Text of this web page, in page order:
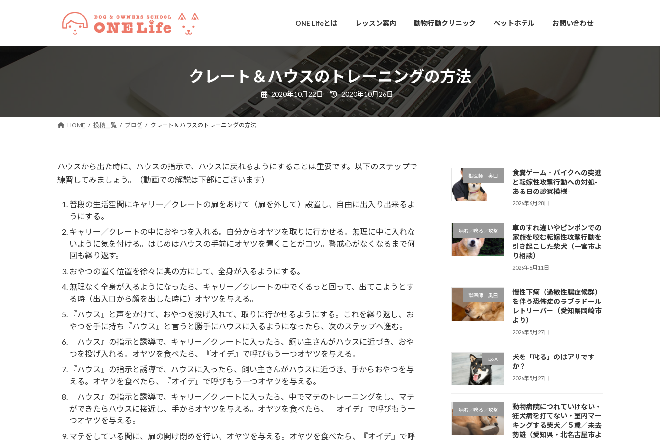
へ
ョ
ONE Lifeとは レッスン案内 動物行動クリニック ペットホテル お問い合わせ
クレート＆ハウスのトレーニングの方法
2020年10月22日
最
終
更
新
2020年10月26日
HOME 投稿一覧 ブログ クレート＆ハウスのトレーニングの方法
ハウスから出た時に、ハウスの指示で、ハウスに戻れるようにすることは重要です。以下のステップで
練習してみましょう。（動画での解説は下部にございます）
普段の生活空間にキャリー／クレートの扉をあけて（扉を外して）設置し、自由に出入り出来るよ
うにする。
キャリー／クレートの中におやつを入れる。自分からオヤツを取りに行かせる。無理に中に入れな
いように気を付ける。はじめはハウスの手前にオヤツを置くことがコツ。警戒心がなくなるまで何
回も繰り返す。
おやつの置く位置を徐々に奥の方にして、全身が入るようにする。
無理なく全身が入るようになったら、キャリー／クレートの中でくるっと回って、出てこようとす
る時（出入口から顔を出した時に）オヤツを与える。
『ハウス』と声をかけて、おやつを投げ入れて、取りに行かせるようにする。これを繰り返し、お
やつを手に持ち『ハウス』と言うと勝手にハウスに入るようになったら、次のステップへ進む。
『ハウス』の指示と誘導で、キャリー／クレートに入ったら、飼い主さんがハウスに近づき、おや
つを投げ入れる。オヤツを食べたら、『オイデ』で呼びもう一つオヤツを与える。
『ハウス』の指示と誘導で、ハウスに入ったら、飼い主さんがハウスに近づき、手からおやつを与
える。オヤツを食べたら、『オイデ』で呼びもう一つオヤツを与える。
『ハウス』の指示と誘導で、キャリー／クレートに入ったら、中でマテのトレーニングをし、マテ
ができたらハウスに接近し、手からオヤツを与える。オヤツを食べたら、『オイデ』で呼びもう一
つオヤツを与える。
マテをしている間に、扉の開け閉めを行い、オヤツを与える。オヤツを食べたら、『オイデ』で呼
獣医師 奥田
食糞ゲーム・バイクへの突進
と転嫁性攻撃行動への対処-
ある日の診察模様-
2026年6月28日
噛む／唸る／攻撃
車のすれ違いやピンポンでの
家族を咬む転嫁性攻撃行動を
引き起こした柴犬（一宮市よ
り相談）
2026年6月11日
獣医師 奥田
慢性下痢（過敏性腸症候群）
を伴う恐怖症のラブラドール
レトリーバー（愛知県岡崎市
より）
2026年5月27日
Q&A
犬を「叱る」のはアリです
か？
2026年5月27日
噛む／唸る／攻撃
動物病院につれていけない・
狂犬病を打てない・室内マー
キングする柴犬／５歳／未去
勢雄（愛知県・北名古屋市よ